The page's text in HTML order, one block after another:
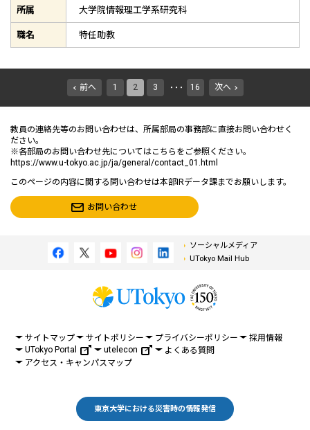
所属 大学院情報理工学系研究科
職名 特任助教
前へ 1 2 3 ・・・ 16 次へ
教員の連絡先等のお問い合わせは、所属部局の事務部に直接お問い合わせく
ださい。
※各部局のお問い合わせ先についてはこちらをご参照ください。
https://www.u-tokyo.ac.jp/ja/general/contact_01.html
このページの内容に関する問い合わせは本部IRデータ課までお願いします。
お問い合わせ
ソーシャルメディア
UTokyo Mail Hub
サイトマップ サイトポリシー プライバシーポリシー
採用情報
UTokyo Portal
utelecon
よくある質問
アクセス・キャンパスマップ
東京大学における災害時の情報発信